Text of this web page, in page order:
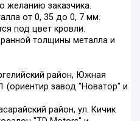
желанию заказчика.
от 0, 35 до 0, 7 мм.
под цвет кровли.
толщины металла и
район, Южная
(ориентир завод "Новатор" и
район, ул. Кичик